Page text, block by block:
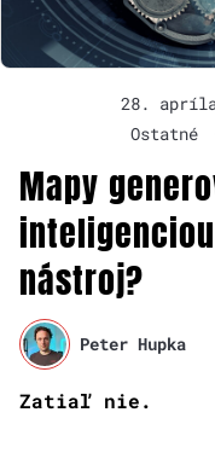
28. apríla
Ostatné
Mapy
nástroj?
Peter Hupka
Zatiaľ nie.